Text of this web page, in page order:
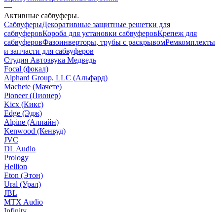
—
Активные сабвуферы
СабвуферыДекоративные защитные решетки для
сабвуферовКороба для установки сабвуферовКрепеж для
сабвуферовФазоинверторы, трубы с раскрывомРемкомплекты
и запчасти для сабвуферов
Студия Автозвука Медведь
Focal (фокал)
Alphard Group, LLC (Альфард)
Machete (Мачете)
Pioneer (Пионер)
Kicx (Кикс)
Edge (Эдж)
Alpine (Алпайн)
Kenwood (Кенвуд)
JVC
DL Audio
Prology
Hellion
Eton (Этон)
Ural (Урал)
JBL
MTX Audio